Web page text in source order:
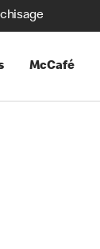
McCafé